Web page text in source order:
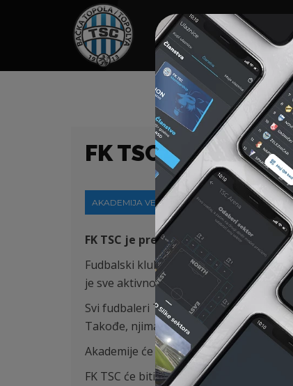
HOME
FK TSC JE
AKADEMIJA VESTI , OBAVEŠTENJA
FK TSC je prekinuo sve aktivnosti u
Fudbalski klub TSC iz Bačke Topole,
je sve aktivnosti, kako takmičarske,
Svi fudbaleri TSC-a, kako članovi A
Takođe, njima će biti dostavljen
Akademije će u narednom periodu,
FK TSC će biti u neprekidnom